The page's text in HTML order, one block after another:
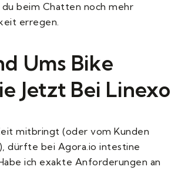
beim Chatten noch mehr
erregen.
Ums Bike
Jetzt Bei Linexo
mitbringt (oder vom Kunden
dürfte bei Agora.io intestine
ich exakte Anforderungen an